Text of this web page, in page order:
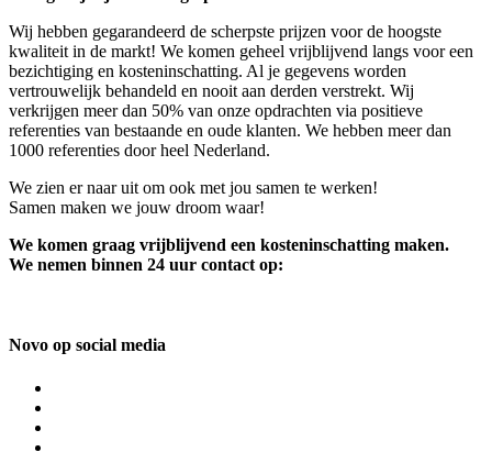
Wij hebben gegarandeerd de scherpste prijzen voor de hoogste
kwaliteit in de markt! We komen geheel vrijblijvend langs voor een
bezichtiging en kosteninschatting. Al je gegevens worden
vertrouwelijk behandeld en nooit aan derden verstrekt. Wij
verkrijgen meer dan 50% van onze opdrachten via positieve
referenties van bestaande en oude klanten. We hebben meer dan
1000 referenties door heel Nederland.
We zien er naar uit om ook met jou samen te werken!
Samen maken we jouw droom waar!
We komen graag vrijblijvend een kosteninschatting maken.
We nemen binnen 24 uur contact op:
Novo op social media